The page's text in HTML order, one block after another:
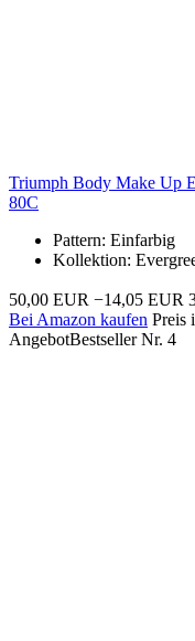
Triumph Body Make Up
80C
Pattern: Einfarbig
Kollektion:
50,00 EUR −14,05 EUR
Bei Amazon kaufen Preis
AngebotBestseller Nr. 4